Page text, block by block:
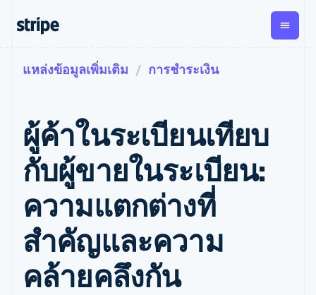
การชำระเงิน
การชำระเงิน
ออนไลน์
Payment links
การชำระเงิน
แบบไม่ต้อง
เขียนโค้ด
Checkout
UI การชำระ
เงินสำเร็จรูป
Elements
องค์ประกอบ UI
ที่ยืดหยุ่น
วิธีการชำระ
รายรับ
รายรับตาม
แบบแผนล่วง
หน้า
Metronome
การเรียกเก็บ
ใช้งาน
การชำระเงิน
ตามรอบบิล
การชำระเงิน
ตามรอบบิล
Invoicing
ครั้งเดียวหรือ
ตามแบบแผน
การ
Global
Payouts
เบิกจ่าย
ให้กับ
บุคคลที่
สาม
ตามขั้น
ตามกรณีใช้งาน
การค้าแบบใช้เอเจนต์
อีคอมเมิร์ซ
รวมในตัว
การทำงานอัตโนมัติด้าน
การเงิน
ธุรกิจทั่วโลก
การชำระเงินในแอป
เอกสารประกอบ
ไลบรารีและ SDK
Stripe Apps
คู่มือ
ติดตั้งใช้งานการชำระเงิน
สำเร็จรูป
สร้างแพลตฟอร์มหรือ
มาร์เก็ตเพลส
จัดการการชำระเงินตาม
เรียนรู้
คู่มือ
การสนับสนุน
รับการสนับสนุน
รับการจัดการ
บริการเฉพาะทาง
แหล่งข้อมูลเพิ่มเติม การชำระเงิน
ผู้ค้าในระเบียนเทียบ
กับผู้ขายในระเบียน:
ความแตกต่างที่
สําคัญและความ
คล้ายคลึงกัน